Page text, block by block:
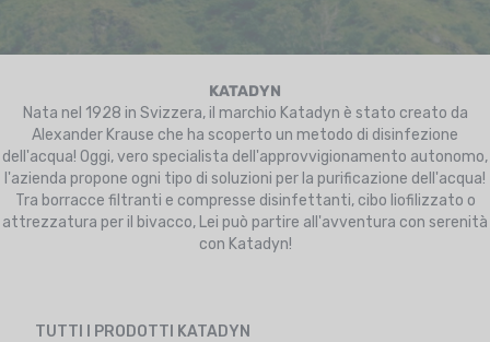
I MIEI PREFERITI
IL BLOG DEI TONTONS
CONTATTO
KATADYN
Nata nel 1928 in Svizzera, il marchio Katadyn è stato creato da
Alexander Krause che ha scoperto un metodo di disinfezione
dell'acqua! Oggi, vero specialista dell'approvvigionamento autonomo,
l'azienda propone ogni tipo di soluzioni per la purificazione dell'acqua!
Tra borracce filtranti e compresse disinfettanti, cibo liofilizzato o
attrezzatura per il bivacco, Lei può partire all'avventura con serenità
con Katadyn!
TUTTI I PRODOTTI KATADYN